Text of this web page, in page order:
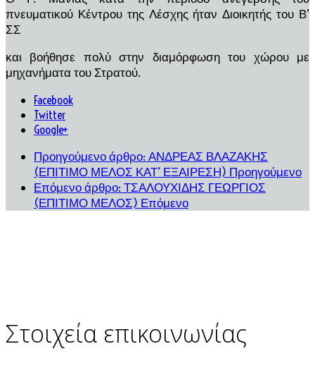
πνευματικού Κέντρου της Λέσχης ήταν Διοικητής του Β’
ΣΣ
και βοήθησε πολύ στην διαμόρφωση του χώρου με
μηχανήματα του Στρατού.
Facebook
Twitter
Google+
Προηγούμενο άρθρο: ΑΝΔΡΕΑΣ ΒΛΑΖΑΚΗΣ
(ΕΠΙΤΙΜΟ ΜΕΛΟΣ ΚΑΤ’ ΕΞΑΙΡΕΣΗ) Προηγούμενο
Επόμενο άρθρο: ΤΣΑΛΟΥΧΙΔΗΣ ΓΕΩΡΓΙΟΣ
(ΕΠΙΤΙΜΟ ΜΕΛΟΣ) Επόμενο
Στοιχεία επικοινωνίας